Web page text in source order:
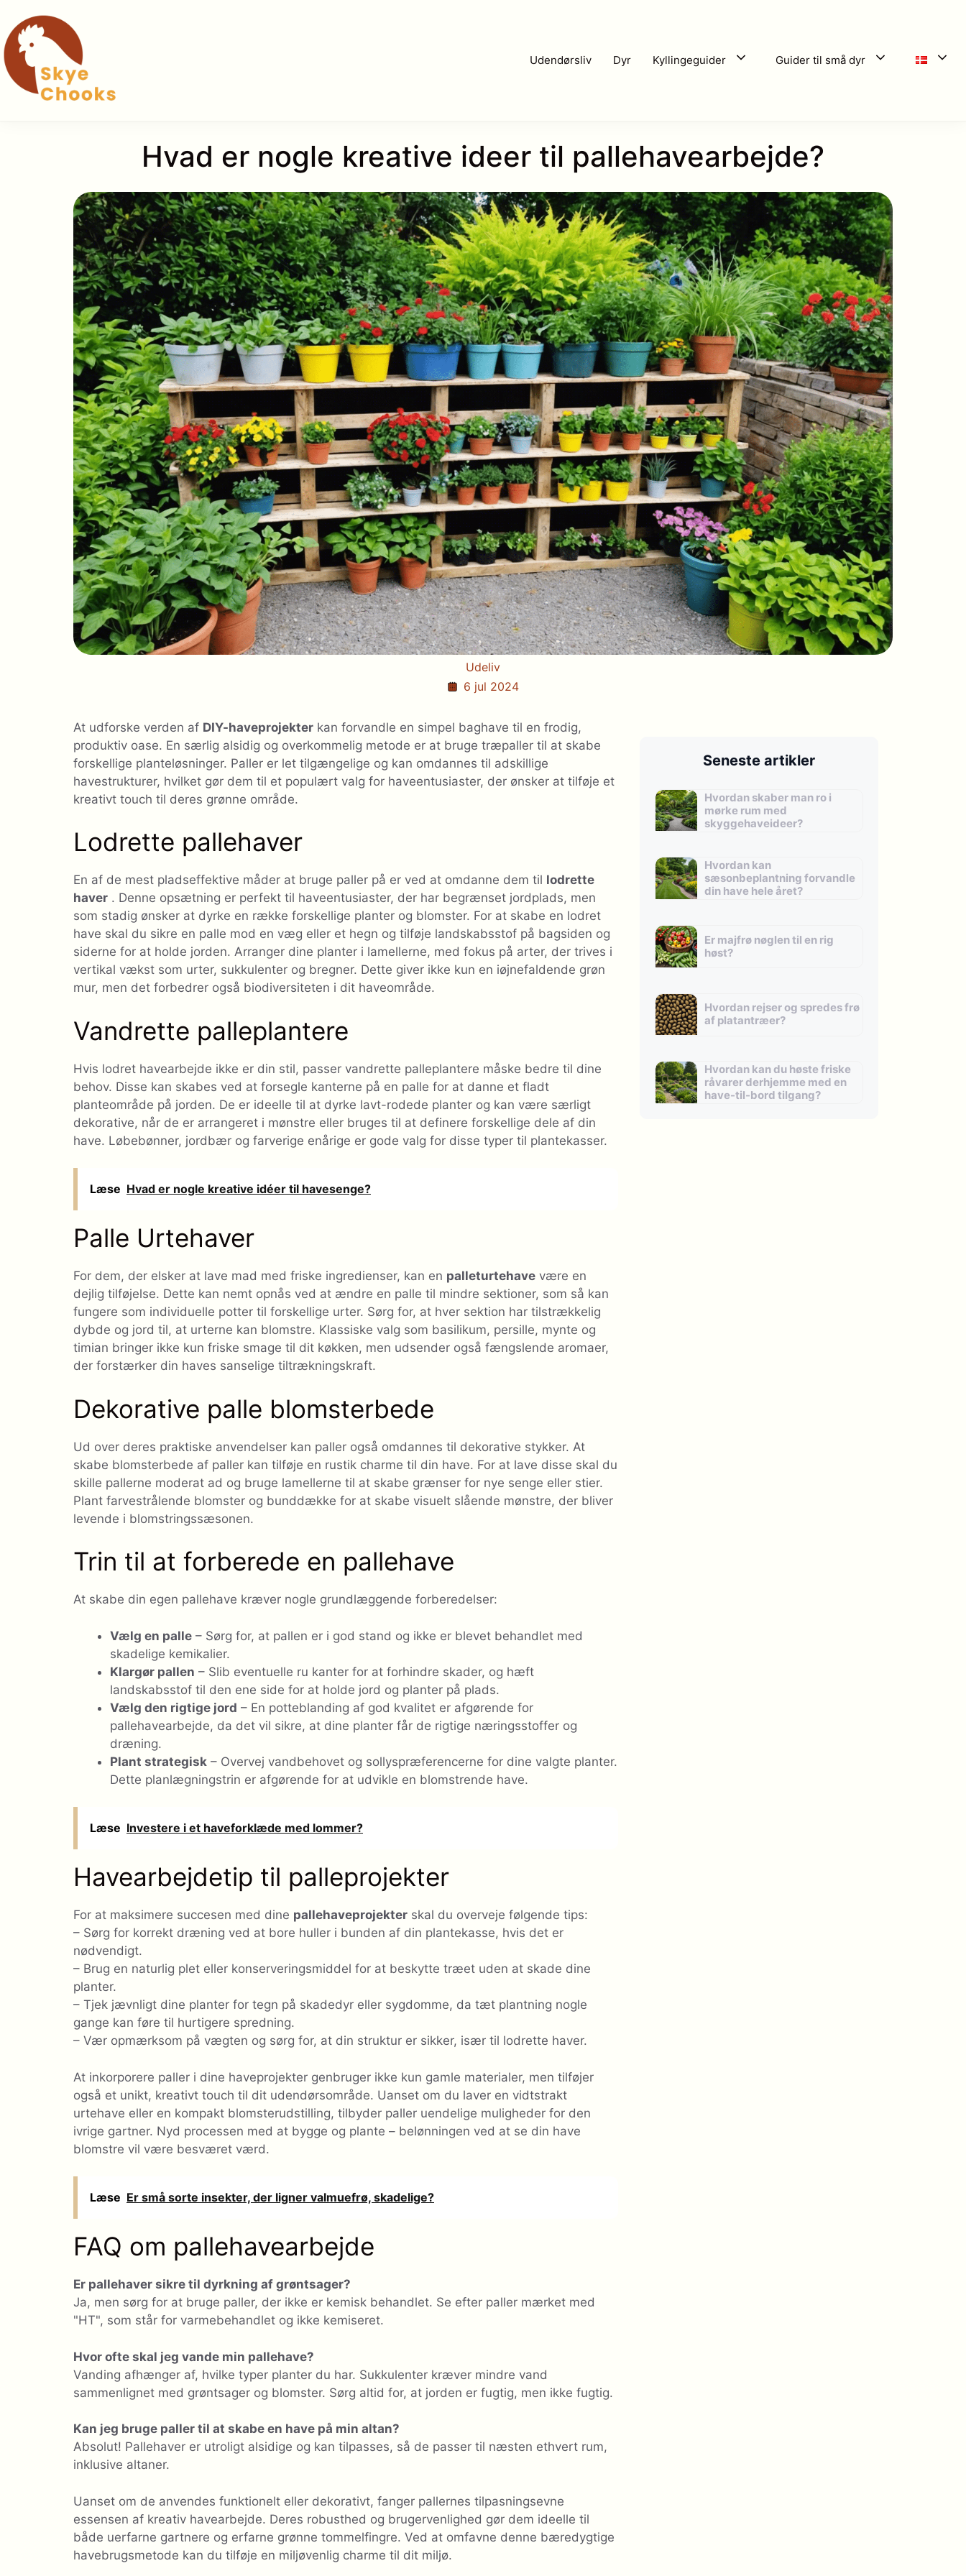
indhold
Udendørsliv Dyr Kyllingeguider Guider til små dyr
Hvad er nogle kreative ideer til pallehavearbejde?
Udeliv
6 jul 2024
At udforske verden af DIY-haveprojekter kan forvandle en simpel baghave til en frodig,
produktiv oase. En særlig alsidig og overkommelig metode er at bruge træpaller til at skabe
forskellige planteløsninger. Paller er let tilgængelige og kan omdannes til adskillige
havestrukturer, hvilket gør dem til et populært valg for haveentusiaster, der ønsker at tilføje et
kreativt touch til deres grønne område.
Lodrette pallehaver
En af de mest pladseffektive måder at bruge paller på er ved at omdanne dem til lodrette
haver . Denne opsætning er perfekt til haveentusiaster, der har begrænset jordplads, men
som stadig ønsker at dyrke en række forskellige planter og blomster. For at skabe en lodret
have skal du sikre en palle mod en væg eller et hegn og tilføje landskabsstof på bagsiden og
siderne for at holde jorden. Arranger dine planter i lamellerne, med fokus på arter, der trives i
vertikal vækst som urter, sukkulenter og bregner. Dette giver ikke kun en iøjnefaldende grøn
mur, men det forbedrer også biodiversiteten i dit haveområde.
Vandrette palleplantere
Hvis lodret havearbejde ikke er din stil, passer vandrette palleplantere måske bedre til dine
behov. Disse kan skabes ved at forsegle kanterne på en palle for at danne et fladt
planteområde på jorden. De er ideelle til at dyrke lavt-rodede planter og kan være særligt
dekorative, når de er arrangeret i mønstre eller bruges til at definere forskellige dele af din
have. Løbebønner, jordbær og farverige enårige er gode valg for disse typer til plantekasser.
Læse Hvad er nogle kreative idéer til havesenge?
Palle Urtehaver
For dem, der elsker at lave mad med friske ingredienser, kan en palleturtehave være en
dejlig tilføjelse. Dette kan nemt opnås ved at ændre en palle til mindre sektioner, som så kan
fungere som individuelle potter til forskellige urter. Sørg for, at hver sektion har tilstrækkelig
dybde og jord til, at urterne kan blomstre. Klassiske valg som basilikum, persille, mynte og
timian bringer ikke kun friske smage til dit køkken, men udsender også fængslende aromaer,
der forstærker din haves sanselige tiltrækningskraft.
Dekorative palle blomsterbede
Ud over deres praktiske anvendelser kan paller også omdannes til dekorative stykker. At
skabe blomsterbede af paller kan tilføje en rustik charme til din have. For at lave disse skal du
skille pallerne moderat ad og bruge lamellerne til at skabe grænser for nye senge eller stier.
Plant farvestrålende blomster og bunddække for at skabe visuelt slående mønstre, der bliver
levende i blomstringssæsonen.
Trin til at forberede en pallehave
At skabe din egen pallehave kræver nogle grundlæggende forberedelser:
Vælg en palle – Sørg for, at pallen er i god stand og ikke er blevet behandlet med
skadelige kemikalier.
Klargør pallen – Slib eventuelle ru kanter for at forhindre skader, og hæft
landskabsstof til den ene side for at holde jord og planter på plads.
Vælg den rigtige jord – En potteblanding af god kvalitet er afgørende for
pallehavearbejde, da det vil sikre, at dine planter får de rigtige næringsstoffer og
dræning.
Plant strategisk – Overvej vandbehovet og sollyspræferencerne for dine valgte planter.
Dette planlægningstrin er afgørende for at udvikle en blomstrende have.
Læse Investere i et haveforklæde med lommer?
Havearbejdetip til palleprojekter
For at maksimere succesen med dine pallehaveprojekter skal du overveje følgende tips:
– Sørg for korrekt dræning ved at bore huller i bunden af din plantekasse, hvis det er
nødvendigt.
– Brug en naturlig plet eller konserveringsmiddel for at beskytte træet uden at skade dine
planter.
– Tjek jævnligt dine planter for tegn på skadedyr eller sygdomme, da tæt plantning nogle
gange kan føre til hurtigere spredning.
– Vær opmærksom på vægten og sørg for, at din struktur er sikker, især til lodrette haver.
At inkorporere paller i dine haveprojekter genbruger ikke kun gamle materialer, men tilføjer
også et unikt, kreativt touch til dit udendørsområde. Uanset om du laver en vidtstrakt
urtehave eller en kompakt blomsterudstilling, tilbyder paller uendelige muligheder for den
ivrige gartner. Nyd processen med at bygge og plante – belønningen ved at se din have
blomstre vil være besværet værd.
Læse Er små sorte insekter, der ligner valmuefrø, skadelige?
FAQ om pallehavearbejde
Er pallehaver sikre til dyrkning af grøntsager?
Ja, men sørg for at bruge paller, der ikke er kemisk behandlet. Se efter paller mærket med
"HT", som står for varmebehandlet og ikke kemiseret.
Hvor ofte skal jeg vande min pallehave?
Vanding afhænger af, hvilke typer planter du har. Sukkulenter kræver mindre vand
sammenlignet med grøntsager og blomster. Sørg altid for, at jorden er fugtig, men ikke fugtig.
Kan jeg bruge paller til at skabe en have på min altan?
Absolut! Pallehaver er utroligt alsidige og kan tilpasses, så de passer til næsten ethvert rum,
inklusive altaner.
Uanset om de anvendes funktionelt eller dekorativt, fanger pallernes tilpasningsevne
essensen af kreativ havearbejde. Deres robusthed og brugervenlighed gør dem ideelle til
både uerfarne gartnere og erfarne grønne tommelfingre. Ved at omfavne denne bæredygtige
havebrugsmetode kan du tilføje en miljøvenlig charme til dit miljø.
Seneste artikler
Hvordan skaber man ro i
mørke rum med
skyggehaveideer?
Hvordan kan
sæsonbeplantning forvandle
din have hele året?
Er majfrø nøglen til en rig
høst?
Hvordan rejser og spredes frø
af platantræer?
Hvordan kan du høste friske
råvarer derhjemme med en
have-til-bord tilgang?